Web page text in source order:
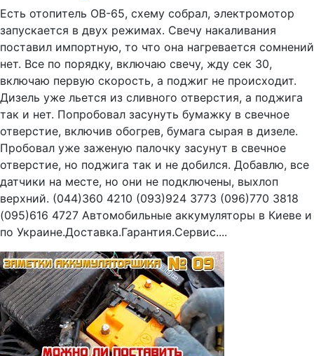
Есть отопитель ОВ-65, схему собрал, электромотор
запускается в двух режимах. Свечу накаливания
поставил импортную, то что она нагревается сомнений
нет. Все по порядку, включаю свечу, жду сек 30,
включаю первую скорость, а поджиг не происходит.
Дизель уже льется из сливного отверстия, а поджига
так и нет. Попробовал засунуть бумажку в свечное
отверстие, включив обогрев, бумага сырая в дизеле.
Пробовал уже заженую палочку засунут в свечное
отверстие, но поджига так и не добился. Добавлю, все
датчики на месте, но они не подключены, выхлоп
верхний. (044)360 4210 (093)924 3773 (096)770 3818
(095)616 4727 Автомобильные аккумуляторы в Киеве и
по Украине.Доставка.Гарантия.Сервис....